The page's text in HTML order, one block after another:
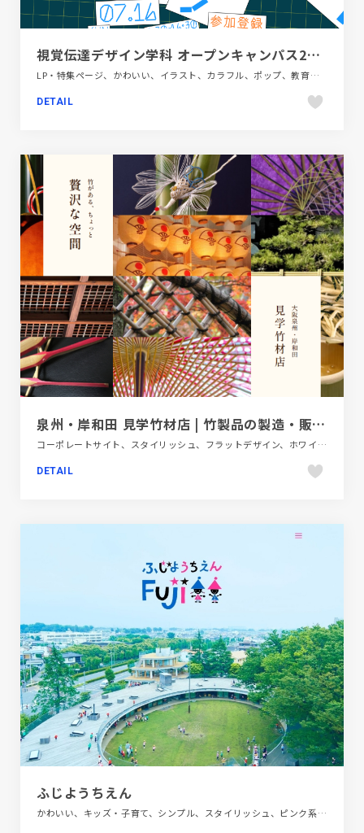
視覚伝達デザイン学科 オープンキャンパス2023
LP・特集ページ、かわいい、イラスト、カラフル、ポップ、教育・学校、施設・店舗サイト
DETAIL
泉州・岸和田 見学竹材店 | 竹製品の製造・販売から加工・施工
コーポレートサイト、スタイリッシュ、フラットデザイン、ホワイト系、地域・団体・活動、日本テイスト
DETAIL
ふじようちえん
かわいい、キッズ・子育て、シンプル、スタイリッシュ、ピンク系、フラットデザイン、ブランド・サービスサイト、ブルー系、ホワイト系、ポップ、大きめ写真、教育・学校、施設・店舗サイト